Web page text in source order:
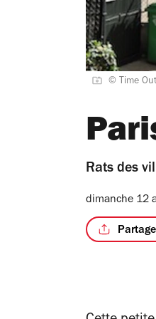
© Time
Rats des
dimanche 12